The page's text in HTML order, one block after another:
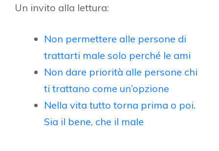
Un invito alla lettura:
Non permettere alle persone di
trattarti male solo perché le ami
Non dare priorità alle persone chi
ti trattano come un’opzione
Nella vita tutto torna prima o poi.
Sia il bene, che il male